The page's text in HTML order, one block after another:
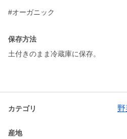
#オーガニック
保存方法
カテゴリ
産地